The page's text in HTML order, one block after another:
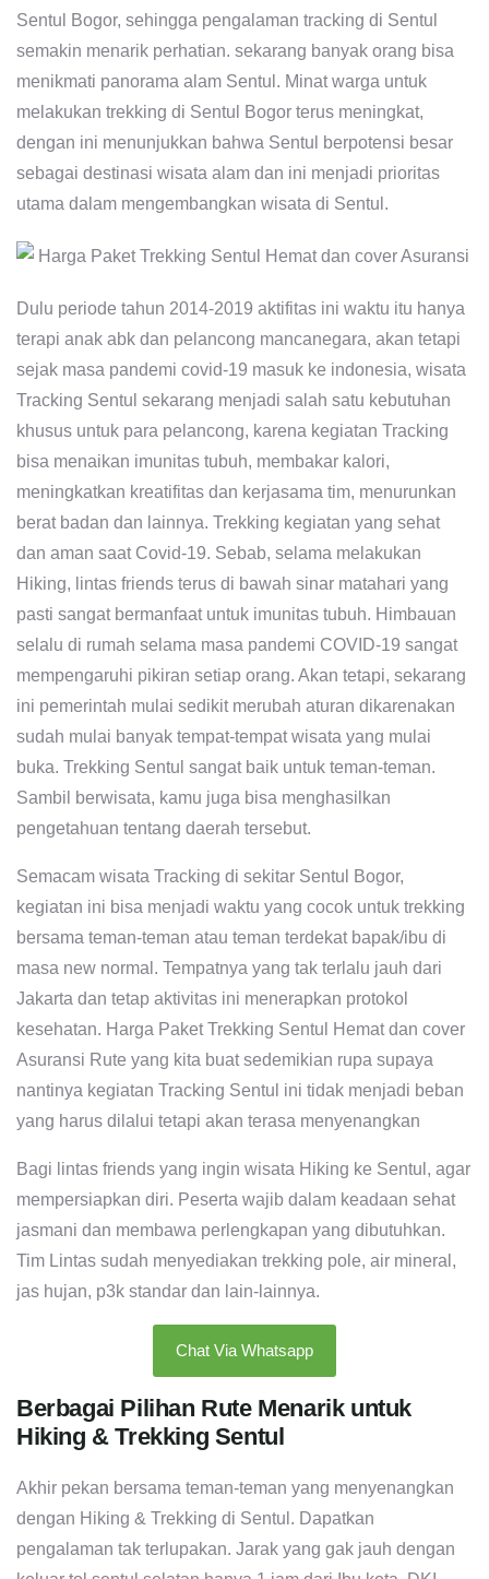
Sentul Bogor, sehingga pengalaman tracking di Sentul
semakin menarik perhatian. sekarang banyak orang bisa
menikmati panorama alam Sentul. Minat warga untuk
melakukan trekking di Sentul Bogor terus meningkat,
dengan ini menunjukkan bahwa Sentul berpotensi besar
sebagai destinasi wisata alam dan ini menjadi prioritas
utama dalam mengembangkan wisata di Sentul.
Dulu periode tahun 2014-2019 aktifitas ini waktu itu hanya
terapi anak abk dan pelancong mancanegara, akan tetapi
sejak masa pandemi covid-19 masuk ke indonesia, wisata
Tracking Sentul sekarang menjadi salah satu kebutuhan
khusus untuk para pelancong, karena kegiatan Tracking
bisa menaikan imunitas tubuh, membakar kalori,
meningkatkan kreatifitas dan kerjasama tim, menurunkan
berat badan dan lainnya. Trekking kegiatan yang sehat
dan aman saat Covid-19. Sebab, selama melakukan
Hiking, lintas friends terus di bawah sinar matahari yang
pasti sangat bermanfaat untuk imunitas tubuh. Himbauan
selalu di rumah selama masa pandemi COVID-19 sangat
mempengaruhi pikiran setiap orang. Akan tetapi, sekarang
ini pemerintah mulai sedikit merubah aturan dikarenakan
sudah mulai banyak tempat-tempat wisata yang mulai
buka. Trekking Sentul sangat baik untuk teman-teman.
Sambil berwisata, kamu juga bisa menghasilkan
pengetahuan tentang daerah tersebut.
Semacam wisata Tracking di sekitar Sentul Bogor,
kegiatan ini bisa menjadi waktu yang cocok untuk trekking
bersama teman-teman atau teman terdekat bapak/ibu di
masa new normal. Tempatnya yang tak terlalu jauh dari
Jakarta dan tetap aktivitas ini menerapkan protokol
kesehatan. Harga Paket Trekking Sentul Hemat dan cover
Asuransi Rute yang kita buat sedemikian rupa supaya
nantinya kegiatan Tracking Sentul ini tidak menjadi beban
yang harus dilalui tetapi akan terasa menyenangkan
Bagi lintas friends yang ingin wisata Hiking ke Sentul, agar
mempersiapkan diri. Peserta wajib dalam keadaan sehat
jasmani dan membawa perlengkapan yang dibutuhkan.
Tim Lintas sudah menyediakan trekking pole, air mineral,
jas hujan, p3k standar dan lain-lainnya.
Chat Via Whatsapp
Berbagai Pilihan Rute Menarik untuk
Hiking & Trekking Sentul
Akhir pekan bersama teman-teman yang menyenangkan
dengan Hiking & Trekking di Sentul. Dapatkan
pengalaman tak terlupakan. Jarak yang gak jauh dengan